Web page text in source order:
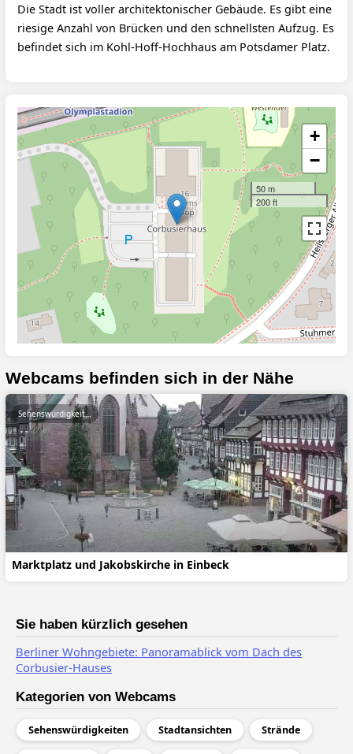
Die Stadt ist voller architektonischer Gebäude. Es gibt eine
riesige Anzahl von Brücken und den schnellsten Aufzug. Es
befindet sich im Kohl-Hoff-Hochhaus am Potsdamer Platz.
+
−
50 m
200 ft
Webcams befinden sich in der Nähe
Marktplatz und Jakobskirche in Einbeck
Sehenswürdigkeiten
Sie haben kürzlich gesehen
Berliner Wohngebiete: Panoramablick vom Dach des
Corbusier-Hauses
Kategorien von Webcams
Sehenswürdigkeiten Stadtansichten Strände